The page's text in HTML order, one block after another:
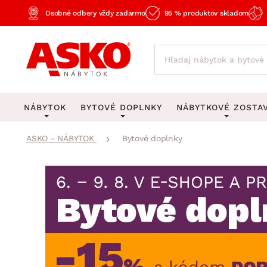
Osobné odbery vždy zadarmo 95 % produktov skladom
NÁBYTOK
Obývacia izba
Spálňa
Pracovňa a kancelária
BYTOVÉ DOPLNKY
KOBERCE
Veľké a stredné koberce
Behúne a malé koberce
Detské koberce
Kúpeľňové predložky
OSVETLENIE
Stolové lampy a
Stropné osvetlenie
Lustre a závesné
Stojacie lampy
NÁBYTKOVÉ
Spálňové
Kancelárske
Kuchynské
Detské
ASKO - NÁBYTOK Bytové doplnky